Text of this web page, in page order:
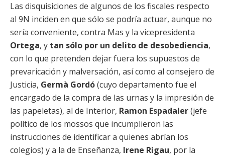
Las disquisiciones de algunos de los fiscales respecto
al 9N inciden en que sólo se podría actuar, aunque no
sería conveniente, contra Mas y la vicepresidenta
Ortega, y tan sólo por un delito de desobediencia,
con lo que pretenden dejar fuera los supuestos de
prevaricación y malversación, así como al consejero de
Justicia, Germà Gordó(cuyo departamento fue el
encargado de la compra de las urnas y la impresión de
las papeletas), al de Interior, Ramon Espadaler(jefe
político de los mossos que incumplieron las
instrucciones de identificar a quienes abrían los
colegios) y a la de Enseñanza, Irene Rigau, por la